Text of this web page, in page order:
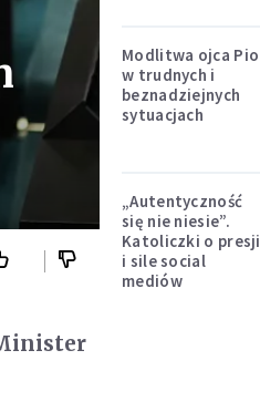
Modlitwa ojca Pio
w trudnych i
beznadziejnych
sytuacjach
„Autentyczność
się nie niesie”.
Katoliczki o presji
i sile social
mediów